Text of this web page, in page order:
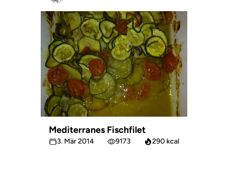
Mediterranes Fischfilet
3. Mär 2014 9173 290 kcal